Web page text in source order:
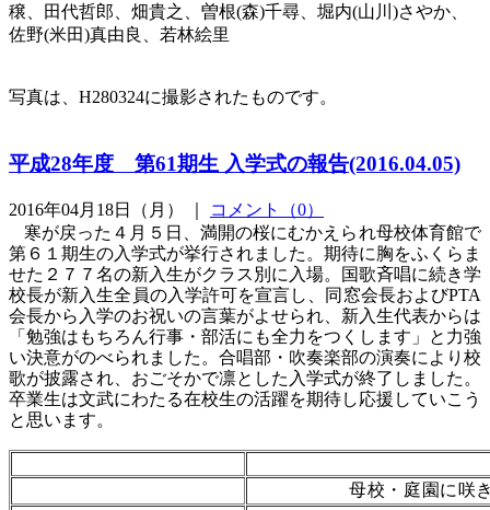
穣、田代哲郎、畑貴之、曽根(森)千尋、堀内(山川)さやか、
佐野(米田)真由良、若林絵里
写真は、H280324に撮影されたものです。
平成28年度 第61期生 入学式の報告(2016.04.05)
2016年04月18日（月） ｜
コメント（0）
寒が戻った４月５日、満開の桜にむかえられ母校体育館で
第６１期生の入学式が挙行されました。期待に胸をふくらま
せた２７７名の新入生がクラス別に入場。国歌斉唱に続き学
校長が新入生全員の入学許可を宣言し、同窓会長およびPTA
会長から入学のお祝いの言葉がよせられ、新入生代表からは
「勉強はもちろん行事・部活にも全力をつくします」と力強
い決意がのべられました。合唱部・吹奏楽部の演奏により校
歌が披露され、おごそかで凛とした入学式が終了しました。
卒業生は文武にわたる在校生の活躍を期待し応援していこう
と思います。
母校・庭園に咲